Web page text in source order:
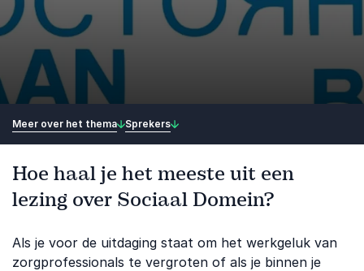
Meer over het thema Sprekers
Hoe haal je het meeste uit een
lezing over Sociaal Domein?
Als je voor de uitdaging staat om het werkgeluk van
zorgprofessionals te vergroten of als je binnen je